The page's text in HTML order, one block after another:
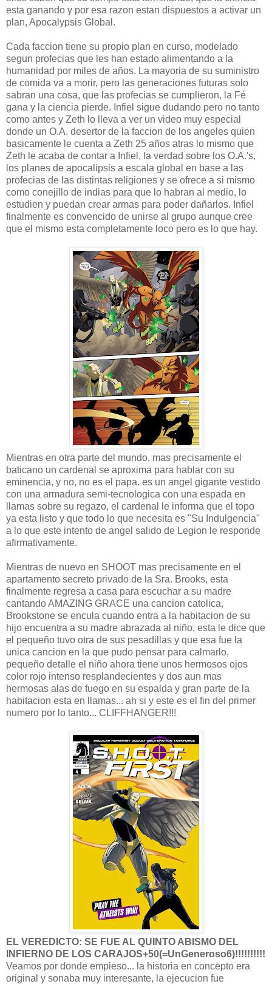
esta ganando y por esa razon estan dispuestos a activar un
plan, Apocalypsis Global.
Cada faccion tiene su propio plan en curso, modelado
segun profecias que les han estado alimentando a la
humanidad por miles de años. La mayoria de su suministro
de comida va a morir, pero las generaciones futuras solo
sabran una cosa, que las profecias se cumplieron, la Fé
gana y la ciencia pierde. Infiel sigue dudando pero no tanto
como antes y Zeth lo lleva a ver un video muy especial
donde un O.A. desertor de la faccion de los angeles quien
basicamente le cuenta a Zeth 25 años atras lo mismo que
Zeth le acaba de contar a Infiel, la verdad sobre los O.A.'s,
los planes de apocalipsis a escala global en base a las
profecias de las distintas religiones y se ofrece a si mismo
como conejillo de indias para que lo habran al medio, lo
estudien y puedan crear armas para poder dañarlos. Infiel
finalmente es convencido de unirse al grupo aunque cree
que el mismo esta completamente loco pero es lo que hay.
Mientras en otra parte del mundo, mas precisamente el
baticano un cardenal se aproxima para hablar con su
eminencia, y no, no es el papa. es un angel gigante vestido
con una armadura semi-tecnologica con una espada en
llamas sobre su regazo, el cardenal le informa que el topo
ya esta listo y que todo lo que necesita es "Su Indulgencia"
a lo que este intento de angel salido de Legion le responde
afirmativamente.
Mientras de nuevo en SHOOT mas precisamente en el
apartamento secreto privado de la Sra. Brooks, esta
finalmente regresa a casa para escuchar a su madre
cantando AMAZING GRACE una cancion catolica,
Brookstone se encula cuando entra a la habitacion de su
hijo encuentra a su madre abrazada al niño, esta le dice que
el pequeño tuvo otra de sus pesadillas y que esa fue la
unica cancion en la que pudo pensar para calmarlo,
pequeño detalle el niño ahora tiene unos hermosos ojos
color rojo intenso resplandecientes y dos aun mas
hermosas alas de fuego en su espalda y gran parte de la
habitacion esta en llamas... ah si y este es el fin del primer
numero por lo tanto... CLIFFHANGER!!!
EL VEREDICTO: SE FUE AL QUINTO ABISMO DEL
INFIERNO DE LOS CARAJOS+50(=UnGeneroso6)!!!!!!!!!!
Veamos por donde empieso... la historia en concepto era
original y sonaba muy interesante, la ejecucion fue